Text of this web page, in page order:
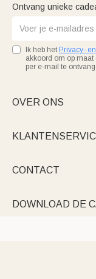
Ontvang unieke
Ik heb het Privacy-
akkoord om op
per e-mail te
OVER ONS
CONTACT
DOWNLOAD DE